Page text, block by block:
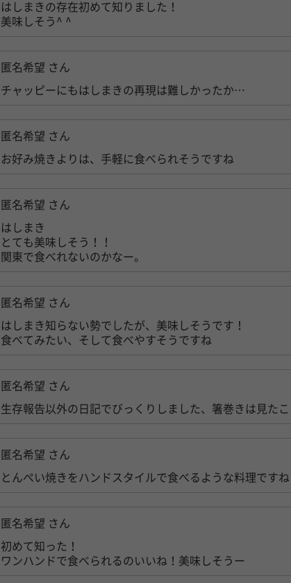
はしまきの存在初めて知りました！
美味しそう^ ^
匿名希望 さん
チャッピーにもはしまきの再現は難しかったか…
匿名希望 さん
お好み焼きよりは、手軽に食べられそうですね
匿名希望 さん
はしまき
とても美味しそう！！
関東で食べれないのかなー。
匿名希望 さん
はしまき知らない勢でしたが、美味しそうです！
食べてみたい、そして食べやすそうですね
匿名希望 さん
生存報告以外の日記でびっくりしました、箸巻きは見た
匿名希望 さん
とんぺい焼きをハンドスタイルで食べるような料理ですね
匿名希望 さん
初めて知った！
ワンハンドで食べられるのいいね！美味しそうー